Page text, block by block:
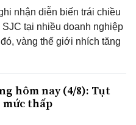
nhận diễn biến trái chiều
tại nhiều doanh nghiệp
vàng thế giới nhích tăng
hôm nay (4/8): Tụt
mức thấp